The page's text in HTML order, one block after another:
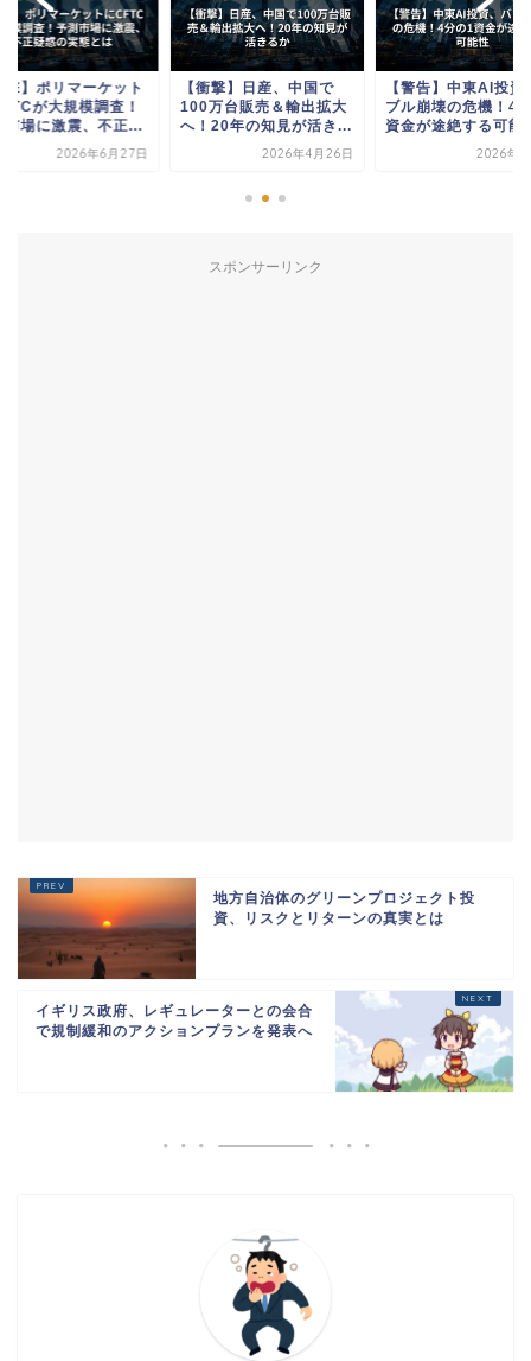
撃】ポリマーケット
が大規模調査！
市場に激震、不正...
2026年6月27日
【衝撃】日産、中国で
100万台販売＆輸出拡大
へ！20年の知見が活き...
2026年4月26日
【警告】中東AI投資
ブル崩壊の危機！4
資金が途絶する可能
2026年5
スポンサーリンク
地方自治体のグリーンプロジェクト投
資、リスクとリターンの真実とは
イギリス政府、レギュレーターとの会合
で規制緩和のアクションプランを発表へ